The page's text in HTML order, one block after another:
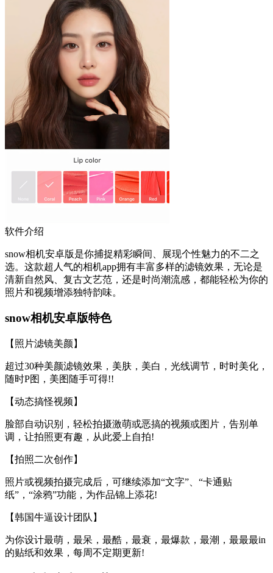
软件介绍
snow相机安卓版是你捕捉精彩瞬间、展现个性魅力的不二之
选。这款超人气的相机app拥有丰富多样的滤镜效果，无论是
清新自然风、复古文艺范，还是时尚潮流感，都能轻松为你的
照片和视频增添独特韵味。
snow相机安卓版特色
【照片滤镜美颜】
超过30种美颜滤镜效果，美肤，美白，光线调节，时时美化，
随时P图，美图随手可得!!
【动态搞怪视频】
脸部自动识别，轻松拍摄激萌或恶搞的视频或图片，告别单
调，让拍照更有趣，从此爱上自拍!
【拍照二次创作】
照片或视频拍摄完成后，可继续添加“文字”、“卡通贴
纸”，“涂鸦”功能，为作品锦上添花!
【韩国牛逼设计团队】
为你设计最萌，最呆，最酷，最衰，最爆款，最潮，最最最in
的贴纸和效果，每周不定期更新!